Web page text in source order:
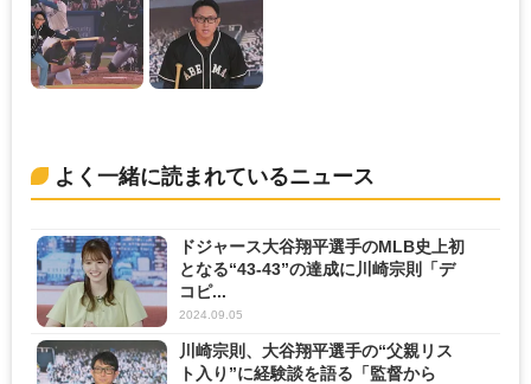
よく一緒に読まれているニュース
ドジャース大谷翔平選手のMLB史上初
となる“43-43”の達成に川崎宗則「デ
コピ...
2024.09.05
川崎宗則、大谷翔平選手の“父親リス
ト入り”に経験談を語る「監督から